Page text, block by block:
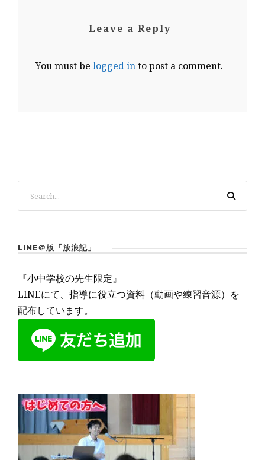
Leave a Reply
You must be logged into post a comment.
LINE＠版「放浪記」
『小中学校の先生限定』
LINEにて、指導に役立つ資料（動画や練習音源）を
配布しています。